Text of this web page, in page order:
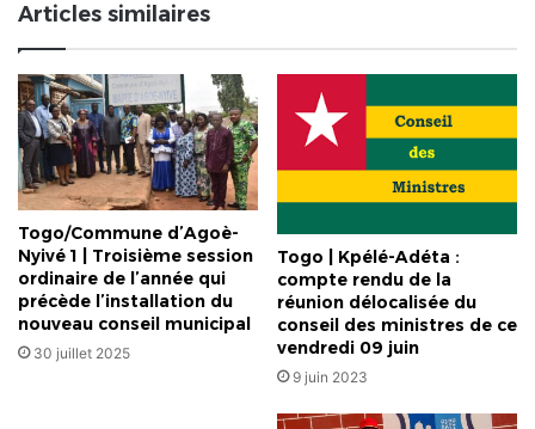
Articles similaires
Togo/Commune d’Agoè-
Nyivé 1 | Troisième session
ordinaire de l’année qui
précède l’installation du
nouveau conseil municipal
30 juillet 2025
Togo | Kpélé-Adéta :
compte rendu de la
réunion délocalisée du
conseil des ministres de ce
vendredi 09 juin
9 juin 2023